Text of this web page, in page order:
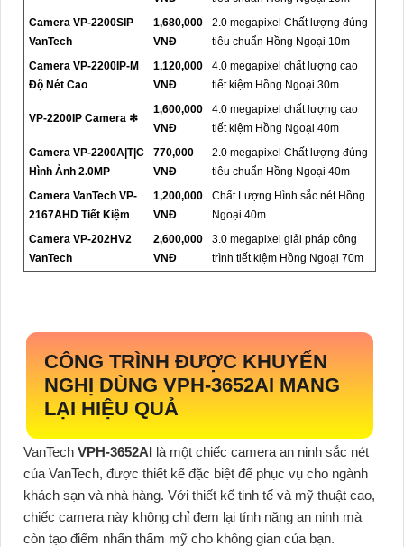
Camera VP-2200SIP
VanTech
1,680,000
VNĐ
2.0 megapixel Chất lượng đúng
tiêu chuẩn Hồng Ngoại 10m
Camera VP-2200IP-M
Độ Nét Cao
1,120,000
VNĐ
4.0 megapixel chất lượng cao
tiết kiệm Hồng Ngoại 30m
VP-2200IP Camera ❇
1,600,000
VNĐ
4.0 megapixel chất lượng cao
tiết kiệm Hồng Ngoại 40m
Camera VP-2200A|T|C
Hình Ảnh 2.0MP
770,000
VNĐ
2.0 megapixel Chất lượng đúng
tiêu chuẩn Hồng Ngoại 40m
Camera VanTech VP-
2167AHD Tiết Kiệm
1,200,000
VNĐ
Chất Lượng Hình sắc nét Hồng
Ngoại 40m
Camera VP-202HV2
VanTech
2,600,000
VNĐ
3.0 megapixel giải pháp công
trình tiết kiệm Hồng Ngoại 70m
CÔNG TRÌNH ĐƯỢC KHUYẾN
NGHỊ DÙNG VPH-3652AI MANG
LẠI HIỆU QUẢ
VanTech VPH-3652AI là một chiếc camera an ninh sắc nét
của VanTech, được thiết kế đặc biệt để phục vụ cho ngành
khách sạn và nhà hàng. Với thiết kế tinh tế và mỹ thuật cao,
chiếc camera này không chỉ đem lại tính năng an ninh mà
còn tạo điểm nhấn thẩm mỹ cho không gian của bạn.